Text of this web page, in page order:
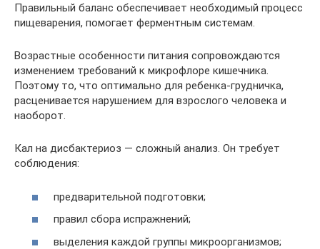
Правильный баланс обеспечивает необходимый процесс
пищеварения, помогает ферментным системам.
Возрастные особенности питания сопровождаются
изменением требований к микрофлоре кишечника.
Поэтому то, что оптимально для ребенка-грудничка,
расценивается нарушением для взрослого человека и
наоборот.
Кал на дисбактериоз — сложный анализ. Он требует
соблюдения:
предварительной подготовки;
правил сбора испражнений;
выделения каждой группы микроорганизмов;